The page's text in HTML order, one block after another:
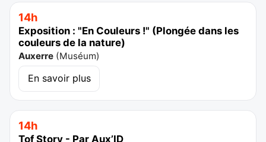
14h
Exposition : "En Couleurs !" (Plongée dans les
couleurs de la nature)
Auxerre (Muséum)
En savoir plus
14h
Tof Story - Par Aux’ID